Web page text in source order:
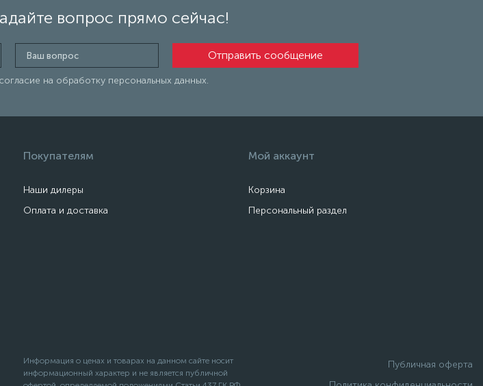
вопрос прямо сейчас!
на обработку персональных данных.
Покупателям
Наши дилеры
Оплата и доставка
Мой аккаунт
Корзина
Персональный раздел
Информация о ценах и товарах на данном сайте носит
информационный характер и не является публичной
Публичная оферта